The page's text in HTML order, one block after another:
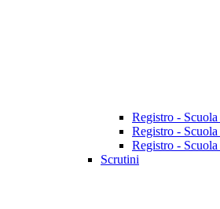
Registro -
Registro -
Registro - Scuola
Scrutini